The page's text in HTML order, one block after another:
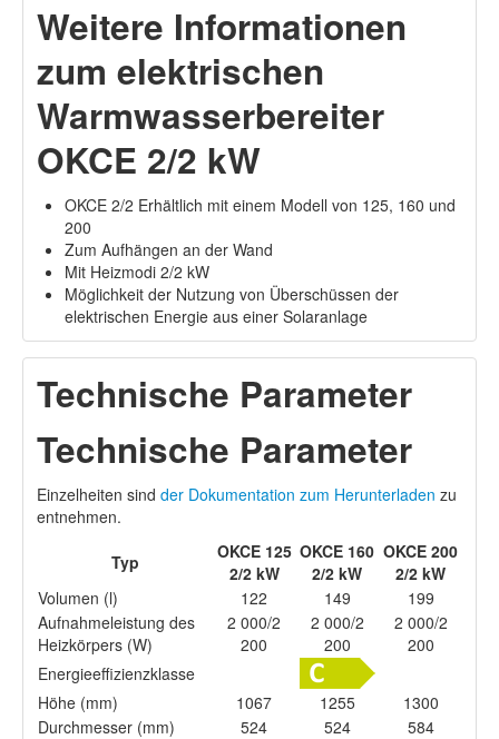
Weitere Informationen
zum elektrischen
Warmwasserbereiter
OKCE 2/2 kW
OKCE 2/2 Erhältlich mit einem Modell von 125, 160 und
200
Zum Aufhängen an der Wand
Mit Heizmodi 2/2 kW
Möglichkeit der Nutzung von Überschüssen der
elektrischen Energie aus einer Solaranlage
Technische Parameter
Technische Parameter
Einzelheiten sind der Dokumentation zum Herunterladen zu
entnehmen.
Typ
OKCE 125
2/2 kW
OKCE 160
2/2 kW
OKCE 200
2/2 kW
Volumen (l)
122 149
199
Aufnahmeleistung des
Heizkörpers (W)
2 000/2
200
2 000/2
200
2 000/2
200
Energieeffizienzklasse
Höhe (mm)
1067 1255
1300
Durchmesser (mm)
524 524 584